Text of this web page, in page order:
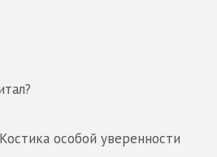
особой уверенности